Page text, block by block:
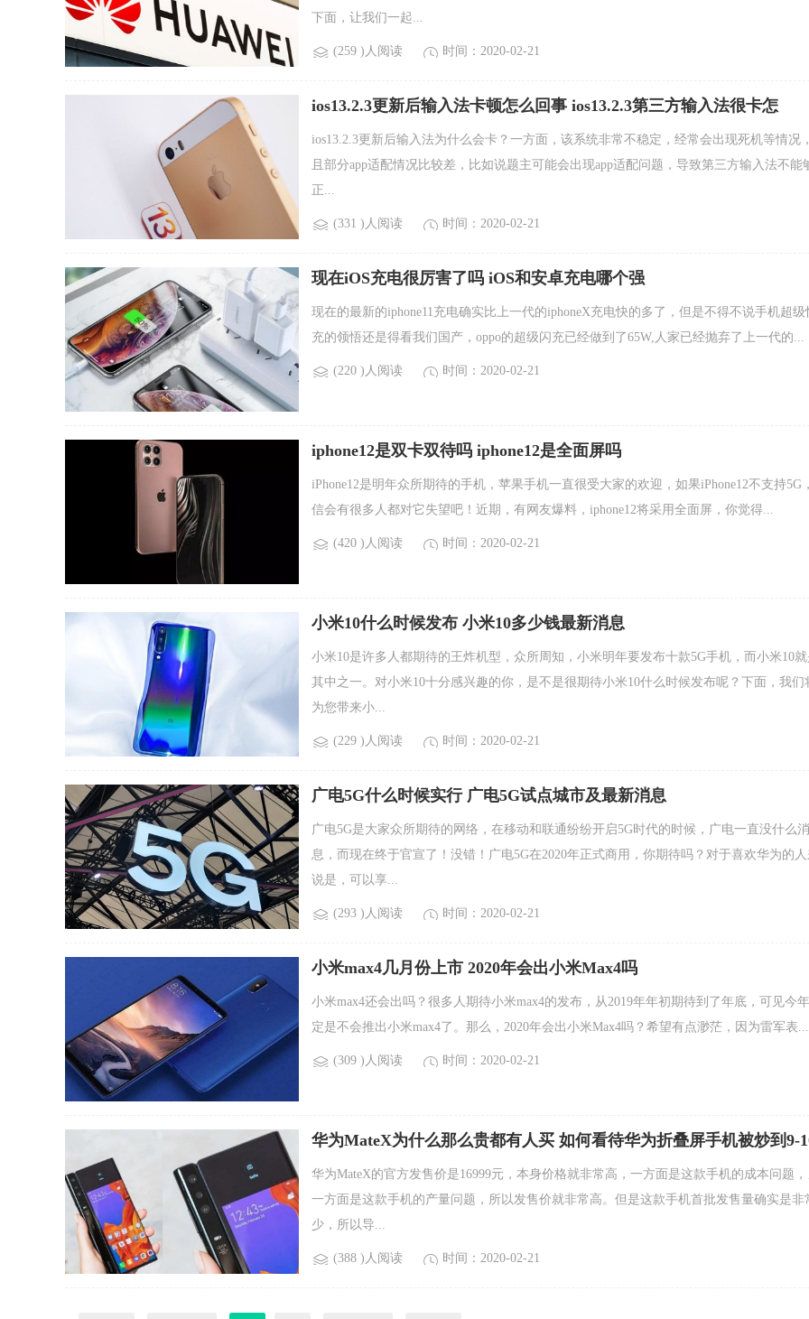
下面，让我们一起...
(259 )人阅读 时间：2020-02-21
ios13.2.3更新后输入法卡顿怎么回事 ios13.2.3第三方输入法很卡怎
ios13.2.3更新后输入法为什么会卡？一方面，该系统非常不稳定，经常会出现死机等情况
且部分app适配情况比较差，比如说题主可能会出现app适配问题，导致第三方输入法不能
正...
(331 )人阅读 时间：2020-02-21
现在iOS充电很厉害了吗 iOS和安卓充电哪个强
现在的最新的iphone11充电确实比上一代的iphoneX充电快的多了，但是不得不说手机超级
充的领悟还是得看我们国产，oppo的超级闪充已经做到了65W,人家已经抛弃了上一代的...
(220 )人阅读 时间：2020-02-21
iphone12是双卡双待吗 iphone12是全面屏吗
iPhone12是明年众所期待的手机，苹果手机一直很受大家的欢迎，如果iPhone12不支持5G
信会有很多人都对它失望吧！近期，有网友爆料，iphone12将采用全面屏，你觉得...
(420 )人阅读 时间：2020-02-21
小米10什么时候发布 小米10多少钱最新消息
小米10是许多人都期待的王炸机型，众所周知，小米明年要发布十款5G手机，而小米10就
其中之一。对小米10十分感兴趣的你，是不是很期待小米10什么时候发布呢？下面，我们
为您带来小...
(229 )人阅读 时间：2020-02-21
广电5G什么时候实行 广电5G试点城市及最新消息
广电5G是大家众所期待的网络，在移动和联通纷纷开启5G时代的时候，广电一直没什么消
息，而现在终于官宣了！没错！广电5G在2020年正式商用，你期待吗？对于喜欢华为的人
说是，可以享...
(293 )人阅读 时间：2020-02-21
小米max4几月份上市 2020年会出小米Max4吗
小米max4还会出吗？很多人期待小米max4的发布，从2019年年初期待到了年底，可见今
定是不会推出小米max4了。那么，2020年会出小米Max4吗？希望有点渺茫，因为雷军表...
(309 )人阅读 时间：2020-02-21
华为MateX为什么那么贵都有人买 如何看待华为折叠屏手机被炒到9-
华为MateX的官方发售价是16999元，本身价格就非常高，一方面是这款手机的成本问题，
一方面是这款手机的产量问题，所以发售价就非常高。但是这款手机首批发售量确实是非
少，所以导...
(388 )人阅读 时间：2020-02-21